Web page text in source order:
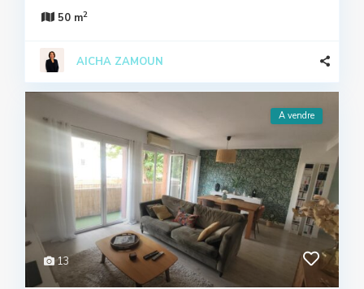
50 m2
AICHA ZAMOUN
13
A vendre